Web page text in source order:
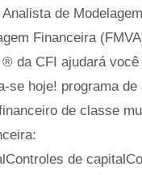
de
Financeira
da CFI ajudará
se hoje! programa
de classe
de